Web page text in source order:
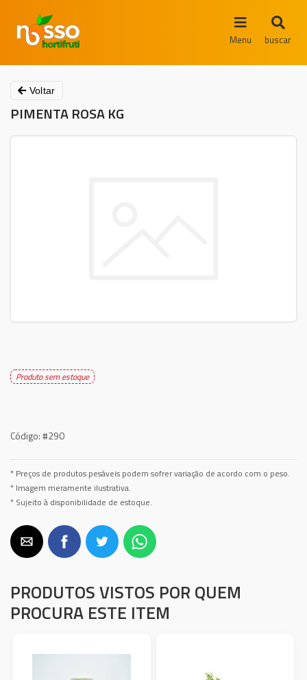
Menu buscar
Voltar
PIMENTA ROSA KG
Produto sem estoque
Código:#290
* Preços de produtos pesáveis podem sofrer variação de acordo com o peso.
* Imagem meramente ilustrativa.
* Sujeito à disponibilidade de estoque.
PRODUTOS VISTOS POR QUEM
PROCURA ESTE ITEM